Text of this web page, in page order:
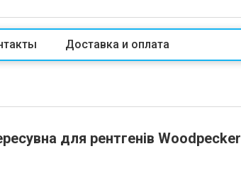
Доставка и оплата
для рентгенів Woodpecker